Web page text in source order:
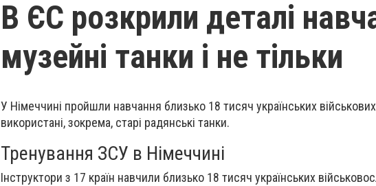
В ЄС розкрили деталі
музейні танки і не тільки
У Німеччині пройшли навчання близько 18 тисяч українських
використані, зокрема, старі радянські танки.
Тренування ЗСУ в Німеччині
Інструктори з 17 країн навчили близько 18 тисяч українських